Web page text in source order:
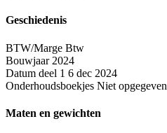
Geschiedenis
BTW/Marge Btw
Bouwjaar 2024
Datum deel 1 6 dec 2024
Onderhoudsboekjes Niet opgegeven
Maten en gewichten